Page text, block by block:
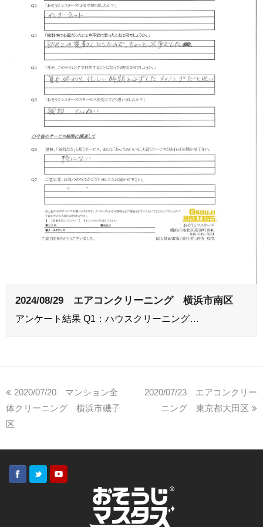
2024/08/29 エアコンクリーニング 横浜市南区
アンケート結果 Q1：ハウスクリーニング…
2020/07/20 マンション全
体クリーニング 横浜市磯子
区
2020/07/23 エアコンクリー
ニング 東京都大田区